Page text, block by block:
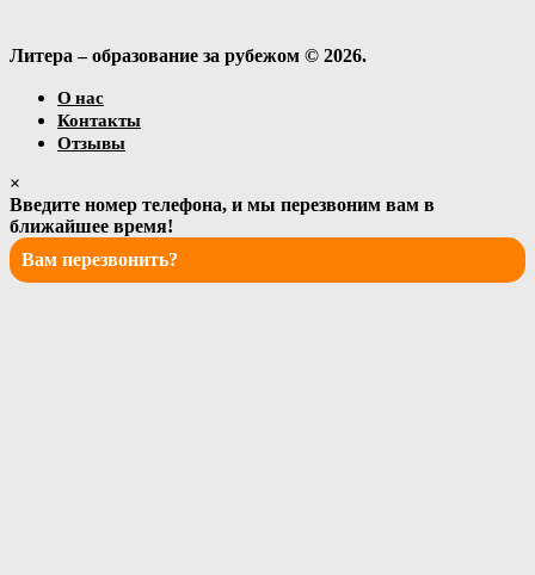
Литера – образование за рубежом © 2026.
О нас
Контакты
Отзывы
×
Введите номер телефона, и мы перезвоним вам в
ближайшее время!
Вам перезвонить?